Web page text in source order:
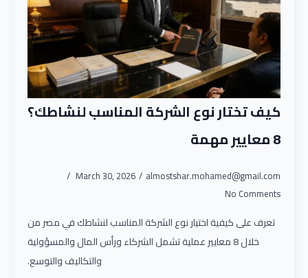
كيف تختار نوع الشركة المناسب لنشاطك؟
8 معايير مهمة
almostshar.mohamed@gmail.com
March 30, 2026
No Comments
تعرف على كيفية اختيار نوع الشركة المناسب لنشاطك في مصر من
خلال 8 معايير عملية تشمل الشركاء ورأس المال والمسؤولية
والتكاليف والتوسع.